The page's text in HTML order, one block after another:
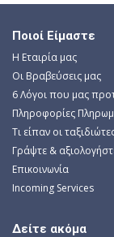
Ποιοί Είμαστε
Η Εταιρία μας
Οι Βραβεύσεις μας
6 Λόγοι που μας
Πληροφορίες
Τι είπαν οι
Γράψτε &
Επικοινωνία
Incoming Services
Δείτε ακόμα